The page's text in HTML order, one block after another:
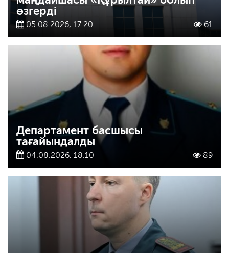
өзгерді
05.08.2026, 17:20 61
Департамент басшысы
тағайындалды
04.08.2026, 18:10 89